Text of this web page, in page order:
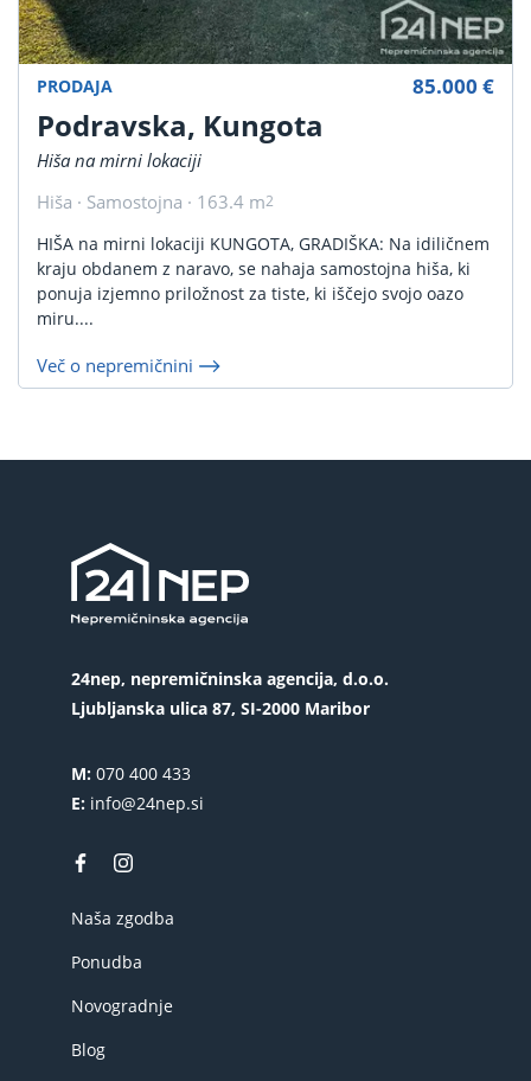
PRODAJA
Podravska, Kungota
Hiša na mirni lokaciji
Hiša · Samostojna · 163.4 m2
85.000 €
HIŠA na mirni lokaciji KUNGOTA, GRADIŠKA: Na idiličnem
kraju obdanem z naravo, se nahaja samostojna hiša, ki
ponuja izjemno priložnost za tiste, ki iščejo svojo oazo
miru....
Več o nepremičnini
24nep, nepremičninska agencija, d.o.o.
Ljubljanska ulica 87, SI-2000 Maribor
M: 070 400 433
E: info@24nep.si
Naša zgodba
Ponudba
Novogradnje
Blog